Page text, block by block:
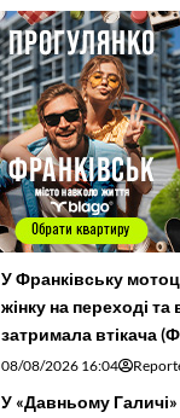
У Франківську
жінку на переході та
затримала втікача
08/08/2026 16:04
У «Давньому